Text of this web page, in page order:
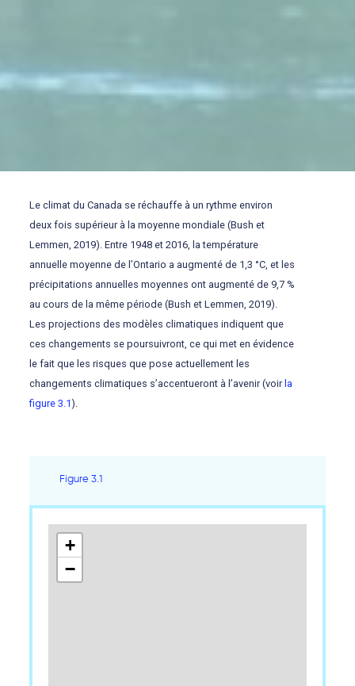
Le climat du Canada se réchauffe à un rythme environ
deux fois supérieur à la moyenne mondiale (Bush et
Lemmen, 2019). Entre 1948 et 2016, la température
annuelle moyenne de l’Ontario a augmenté de 1,3 °C, et les
précipitations annuelles moyennes ont augmenté de 9,7 %
au cours de la même période (Bush et Lemmen, 2019).
Les projections des modèles climatiques indiquent que
ces changements se poursuivront, ce qui met en évidence
le fait que les risques que pose actuellement les
changements climatiques s’accentueront à l’avenir (voirla
figure 3.1).
Figure 3.1
+
−